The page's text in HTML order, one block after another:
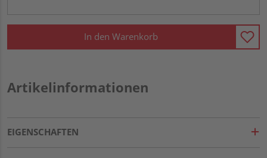
In den Warenkorb
Artikelinformationen
EIGENSCHAFTEN